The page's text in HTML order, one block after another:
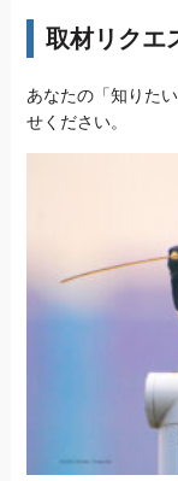
取材リクエ
あなたの「知りた
せください。